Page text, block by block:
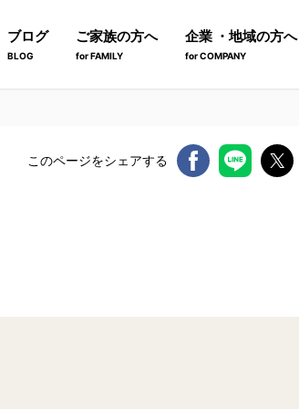
ブログ
BLOG
ご家族の方へ
for FAMILY
企業 ・地域の方へ
for COMPANY
このページをシェアする